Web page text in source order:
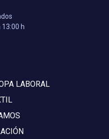
13:00 h
LABORAL